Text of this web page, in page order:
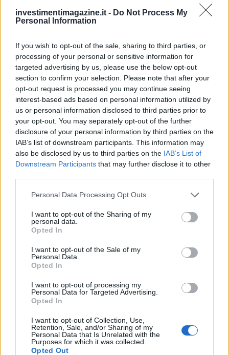
investimentimagazine.it - Do Not Process My
Personal Information
If you wish to opt-out of the sale, sharing to third parties, or
processing of your personal or sensitive information for
targeted advertising by us, please use the below opt-out
section to confirm your selection. Please note that after your
opt-out request is processed you may continue seeing
interest-based ads based on personal information utilized by
us or personal information disclosed to third parties prior to
your opt-out. You may separately opt-out of the further
disclosure of your personal information by third parties on the
IAB’s list of downstream participants. This information may
also be disclosed by us to third parties on the IAB’s List of
Downstream Participants that may further disclose it to other
Please note that this website/app uses one or more Google
not limited to your visit or usage behaviour. You may click to
grant or deny consent to Google and its third-party tags to
use your data for below specified purposes in below Google
consent section.
Personal Data Processing Opt Outs
I want to opt-out of the Sharing of my
personal data.
Opted In
I want to opt-out of the Sale of my
Personal Data.
Opted In
I want to opt-out of processing my
Personal Data for Targeted Advertising.
Opted In
I want to opt-out of Collection, Use,
Retention, Sale, and/or Sharing of my
Personal Data that Is Unrelated with the
Purposes for which it was collected.
Opted Out
Petrolio in calo: Brent a 91,82$, ribassi a due cifre per greggio
e oro
Andrea Innocenti · 5 Ago 2026
NEWS
La macchina usata più affidabile: un investimento che esige
ponderazione
QUOTAZIONI CRYPTO
Nome Prezzo